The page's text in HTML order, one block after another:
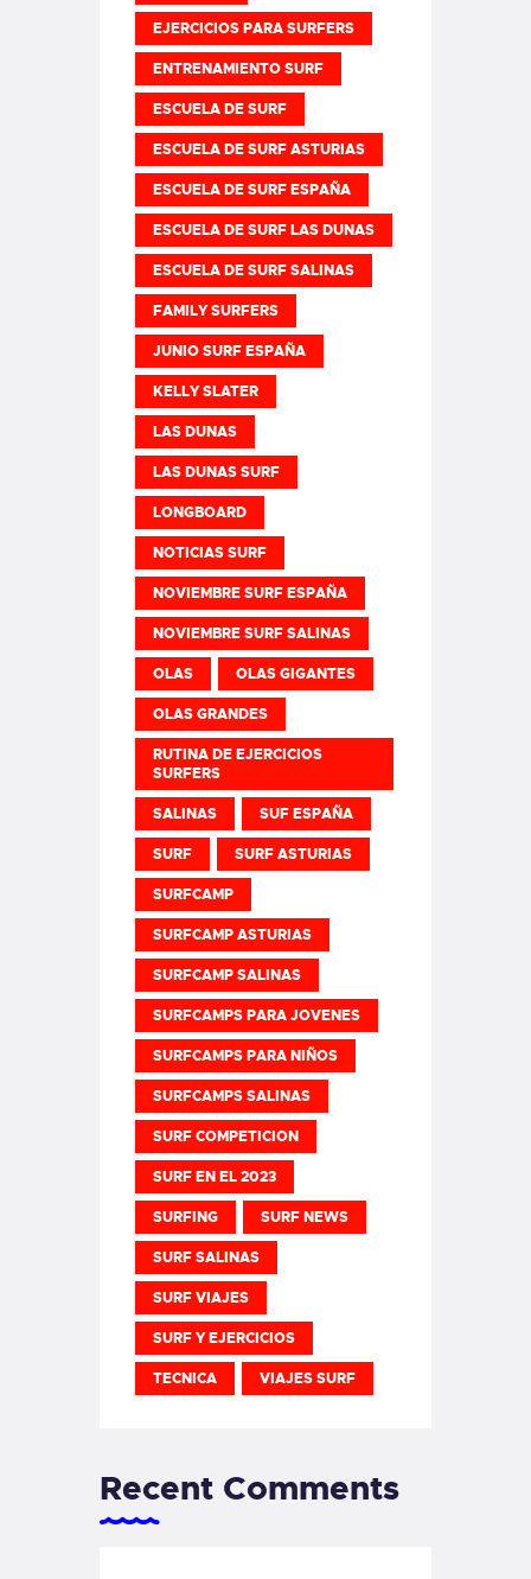
EJERCICIOS PARA SURFERS
ENTRENAMIENTO SURF
ESCUELA DE SURF
ESCUELA DE SURF ASTURIAS
ESCUELA DE SURF ESPAÑA
ESCUELA DE SURF LAS DUNAS
ESCUELA DE SURF SALINAS
FAMILY SURFERS
JUNIO SURF ESPAÑA
KELLY SLATER
LAS DUNAS
LAS DUNAS SURF
LONGBOARD
NOTICIAS SURF
NOVIEMBRE SURF ESPAÑA
NOVIEMBRE SURF SALINAS
OLAS OLAS GIGANTES
OLAS GRANDES
RUTINA DE EJERCICIOS
SURFERS
SALINAS SUF ESPAÑA
SURF SURF ASTURIAS
SURFCAMP
SURFCAMP ASTURIAS
SURFCAMP SALINAS
SURFCAMPS PARA JOVENES
SURFCAMPS PARA NIÑOS
SURFCAMPS SALINAS
SURF COMPETICION
SURF EN EL 2023
SURFING SURF NEWS
SURF SALINAS
SURF VIAJES
SURF Y EJERCICIOS
TECNICA VIAJES SURF
Recent Comments